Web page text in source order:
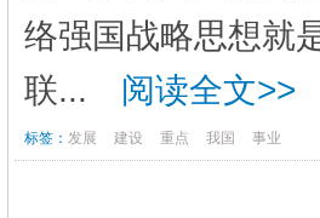
络强国战略思想就
联...
阅读全文>>
标签： 发展 建设 重点 我国 事业